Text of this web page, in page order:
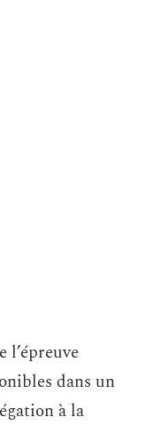
l’épreuve
dans un
à la